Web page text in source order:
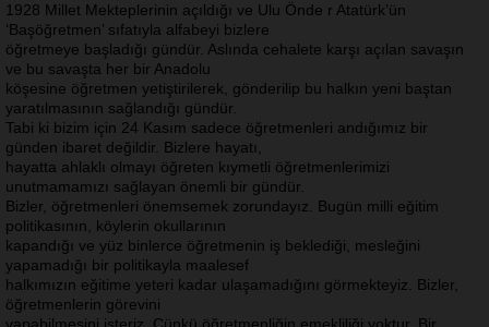
1928 Millet Mekteplerinin açıldığı ve Ulu Önde r Atatürk’ün
‘Başöğretmen’ sıfatıyla alfabeyi bizlere
öğretmeye başladığı gündür. Aslında cehalete karşı açılan savaşın
ve bu savaşta her bir Anadolu
köşesine öğretmen yetiştirilerek, gönderilip bu halkın yeni baştan
yaratılmasının sağlandığı gündür.
Tabi ki bizim için 24 Kasım sadece öğretmenleri andığımız bir
günden ibaret değildir. Bizlere hayatı,
hayatta ahlaklı olmayı öğreten kıymetli öğretmenlerimizi
unutmamamızı sağlayan önemli bir gündür.
Bizler, öğretmenleri önemsemek zorundayız. Bugün milli eğitim
politikasının, köylerin okullarının
kapandığı ve yüz binlerce öğretmenin iş beklediği, mesleğini
yapamadığı bir politikayla maalesef
halkımızın eğitime yeteri kadar ulaşamadığını görmekteyiz. Bizler,
öğretmenlerin görevini